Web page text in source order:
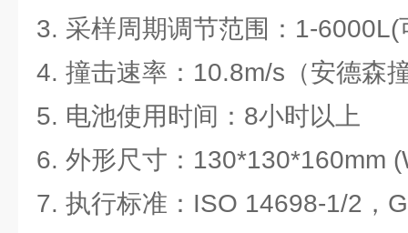
3. 采样周期调节范围：1-6000L(
4. 撞击速率：10.8m/s（安德森
5. 电池使用时间：8小时以上
6. 外形尺寸：130*130*160mm
7. 执行标准：ISO 14698-1/2，